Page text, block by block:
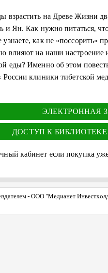
взрастить на Древе Жизни
и Ян. Как нужно питаться,
как не «поссорить»
влияют на наши настроение
еды? Именно об этом
России клиники тибетской
ЭЛЕКТРОННАЯ
ДОСТУП К БИБЛИОТЕКЕ
кабинет если покупка
- ООО "Медианет